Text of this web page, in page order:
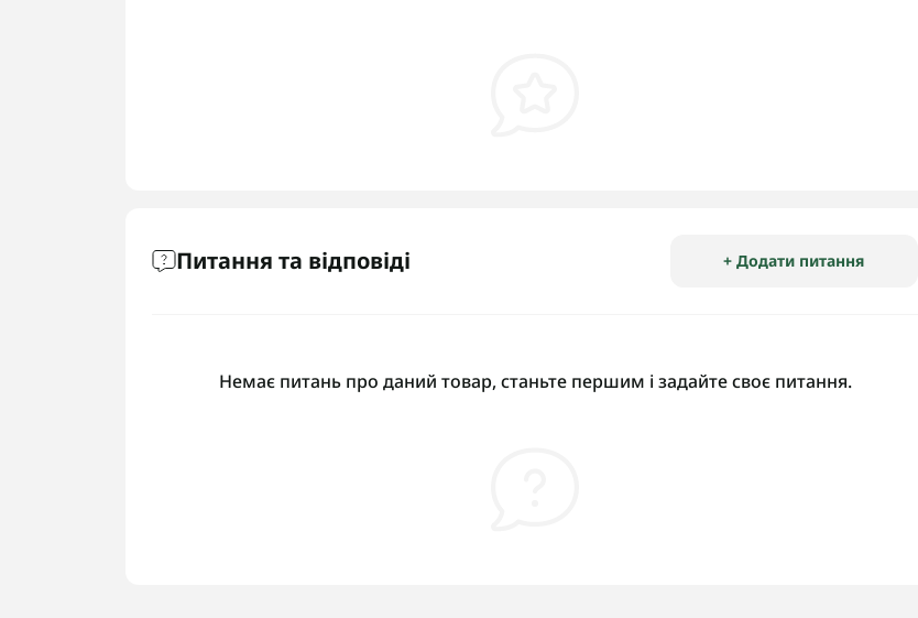
Питання та відповіді + Додати питання
Немає питань про даний товар, станьте першим і задайте своє питання.